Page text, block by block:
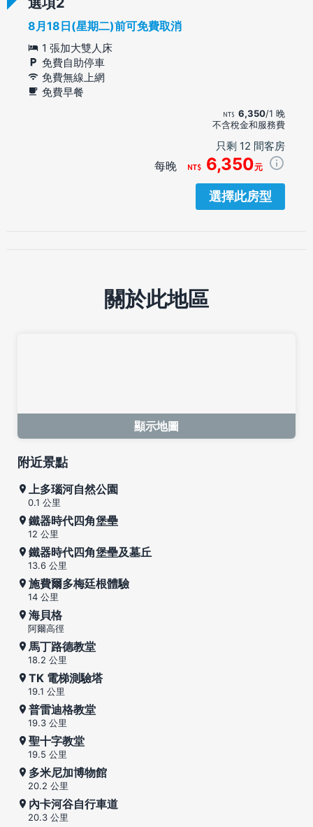
8月18日(星期二)前可免費取消
1 張加大雙人床
免費自助停車
免費無線上網
免費早餐
6,350/1 晚
不含稅金和服務費
只剩 12 間客房
每晚 6,350元
選擇此房型
關於此地區
顯示地圖
附近景點
上多瑙河自然公園
0.1 公里
鐵器時代四角堡壘
12 公里
鐵器時代四角堡壘及墓丘
13.6 公里
施費爾多梅廷根體驗
14 公里
海貝格
阿爾高徑
馬丁路德教堂
18.2 公里
TK 電梯測驗塔
19.1 公里
普雷迪格教堂
19.3 公里
聖十字教堂
19.5 公里
多米尼加博物館
20.2 公里
內卡河谷自行車道
20.3 公里